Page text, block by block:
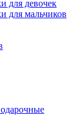
для девочек
для мальчиков